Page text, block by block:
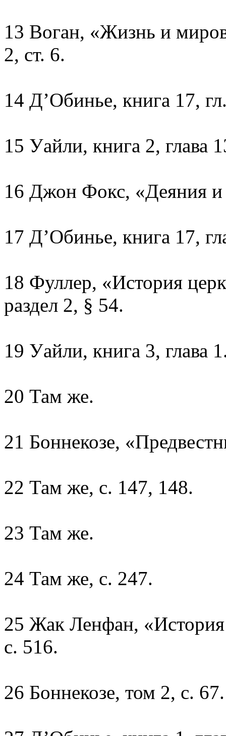
13 Воган, «Жизнь и
2, ст. 6.
14 Д’Обинье, книга 17,
15 Уайли, книга 2, глава
16 Джон Фокс, «Деяния и
17 Д’Обинье, книга 17,
18 Фуллер, «История
раздел 2, § 54.
19 Уайли, книга 3, глава
20 Там же.
21 Боннекозе,
22 Там же, с. 147, 148.
23 Там же.
24 Там же, с. 247.
25 Жак Ленфан, «История
с. 516.
26 Боннекозе, том 2, с. 67.